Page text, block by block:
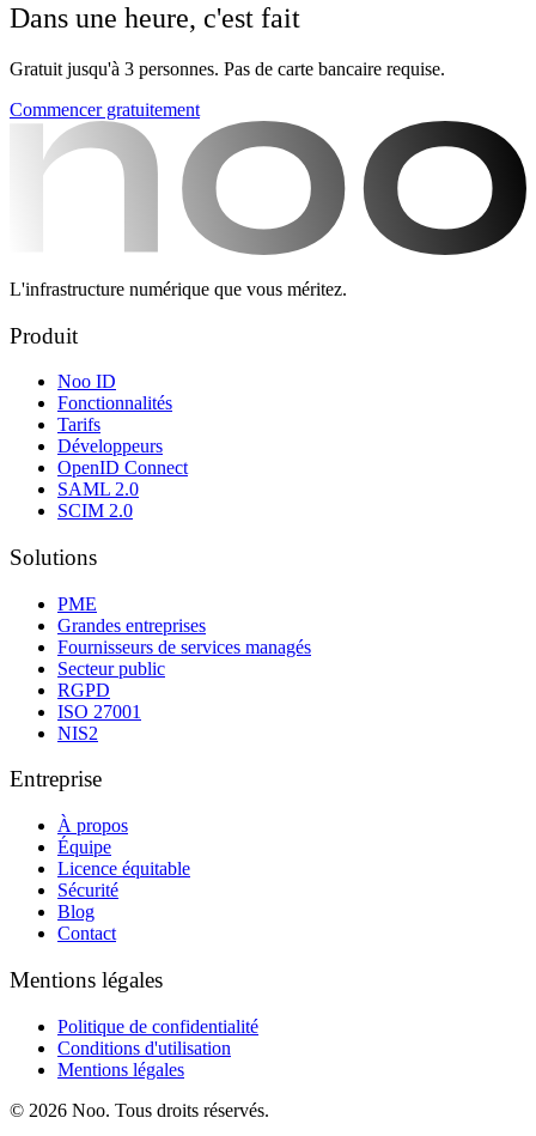
Dans une heure, c'est fait
Gratuit jusqu'à 3 personnes. Pas de carte bancaire requise.
Commencer gratuitement
L'infrastructure numérique que vous méritez.
Produit
Noo ID
Fonctionnalités
Tarifs
Développeurs
OpenID Connect
SAML 2.0
SCIM 2.0
Solutions
PME
Grandes entreprises
Fournisseurs de services managés
Secteur public
RGPD
ISO 27001
NIS2
Entreprise
À propos
Équipe
Licence équitable
Sécurité
Blog
Contact
Mentions légales
Politique de confidentialité
Conditions d'utilisation
Mentions légales
© 2026 Noo. Tous droits réservés.